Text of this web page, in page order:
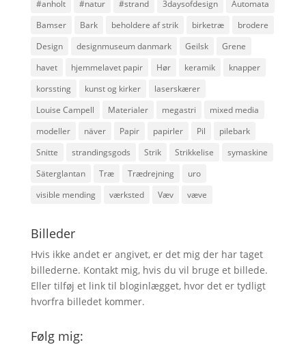
#anholt #natur #strand 3daysofdesign
Automata
Bamser
Bark beholdere af strik birketræ
brodere
Design
designmuseum danmark Geilsk
Grene
havet
hjemmelavet papir Hør keramik
knapper
korssting
kunst og kirker
laserskærer
Louise Campell
Materialer megastri
mixed media
modeller
näver Papir papirler Pil
pilebark
Snitte
strandingsgods Strik Strikkelise
symaskine
Säterglantan
Træ Trædrejning
uro
visible mending
værksted Væv væve
Billeder
Hvis ikke andet er angivet, er det mig der har taget
billederne. Kontakt mig, hvis du vil bruge et billede.
Eller tilføj et link til bloginlægget, hvor det er tydligt
hvorfra billedet kommer.
Følg mig: